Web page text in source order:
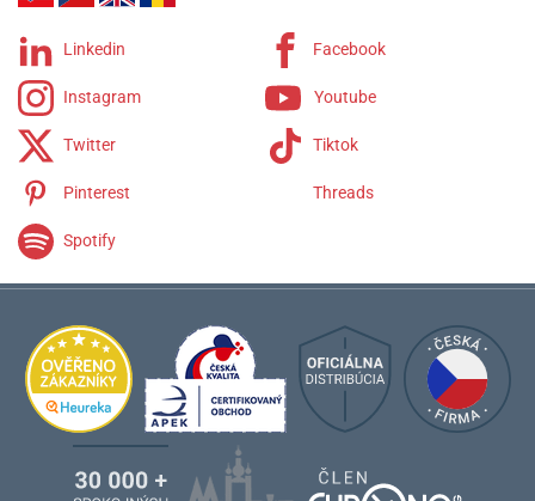
Linkedin Facebook
Instagram Youtube
Twitter Tiktok
Pinterest Threads
Spotify